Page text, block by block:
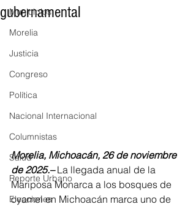
Municipios
Morelia
Justicia
Congreso
Política
Nacional Internacional
Columnistas
Salud
Reporte Urbano
Elecciones
gubernamental
Morelia, Michoacán, 26 de noviembre
de 2025.– La llegada anual de la
Mariposa Monarca a los bosques de
oyamel en Michoacán marca uno de